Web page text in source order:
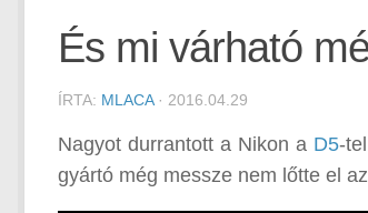
És mi várható
ÍRTA: MLACA· 2016.04.29
Nagyot durrantott a Nikon a D5-
gyártó még messze nem lőtte el